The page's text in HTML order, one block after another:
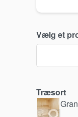
Vælg et
Træsort